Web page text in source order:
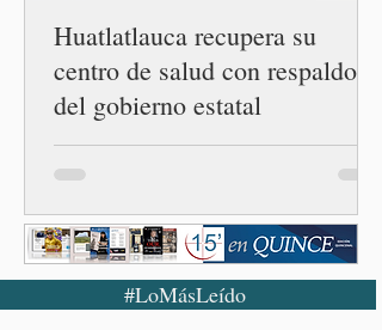
Huatlatlauca recupera su
centro de salud con respaldo
del gobierno estatal
#LoMásLeído